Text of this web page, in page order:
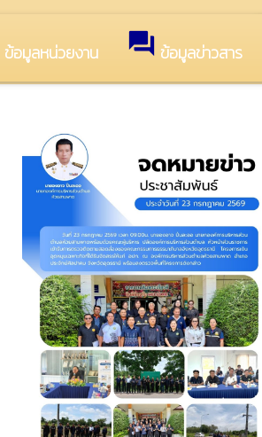
ข้อมูลหน่วยงาน forum ข้อมูลข่าวสาร